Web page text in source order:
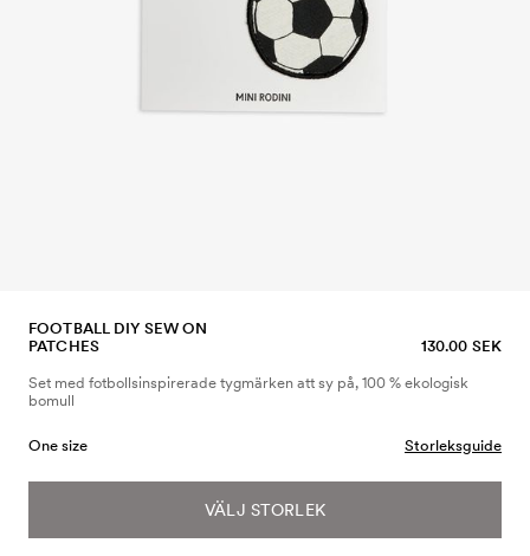
FOOTBALL DIY SEW ON
PATCHES
130.00 SEK
Set med fotbollsinspirerade tygmärken att sy på, 100 % ekologisk
bomull
One size Storleksguide
VÄLJ STORLEK